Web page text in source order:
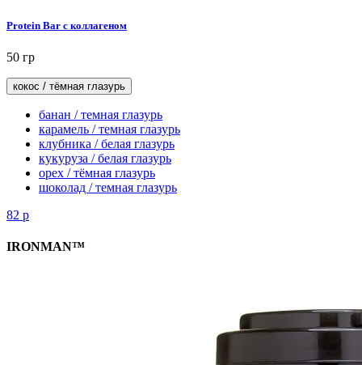
Protein Bar с коллагеном
50 гр
кокос / тёмная глазурь
банан / темная глазурь
карамель / темная глазурь
клубника / белая глазурь
кукуруза / белая глазурь
орех / тёмная глазурь
шоколад / темная глазурь
82 р
IRONMAN™